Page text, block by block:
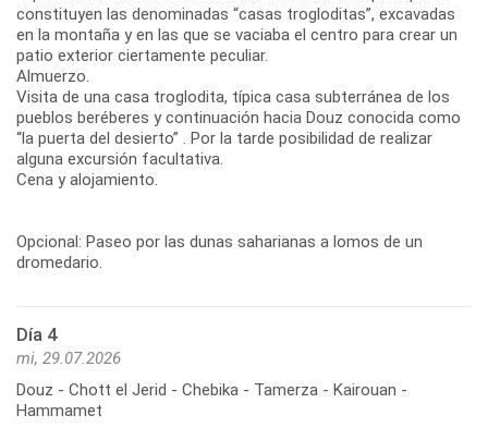
constituyen las denominadas “casas trogloditas”, excavadas
en la montaña y en las que se vaciaba el centro para crear un
patio exterior ciertamente peculiar.
Almuerzo.
Visita de una casa troglodita, típica casa subterránea de los
pueblos beréberes y continuación hacia Douz conocida como
“la puerta del desierto” . Por la tarde posibilidad de realizar
alguna excursión facultativa.
Cena y alojamiento.
Opcional: Paseo por las dunas saharianas a lomos de un
dromedario.
Día 4
mi, 29.07.2026
Douz - Chott el Jerid - Chebika - Tamerza - Kairouan -
Hammamet